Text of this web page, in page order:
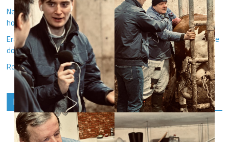
Nečekej a hraj! V čem se liší trénink juniorů od hvězdných
hokejistů?
Erasmus Ondřeje Pipka ve Finsku: Potkal jsem losa a zamiloval se
do krekrů
Rozhlasáci v akci
Další mediální projekty IKSŽ